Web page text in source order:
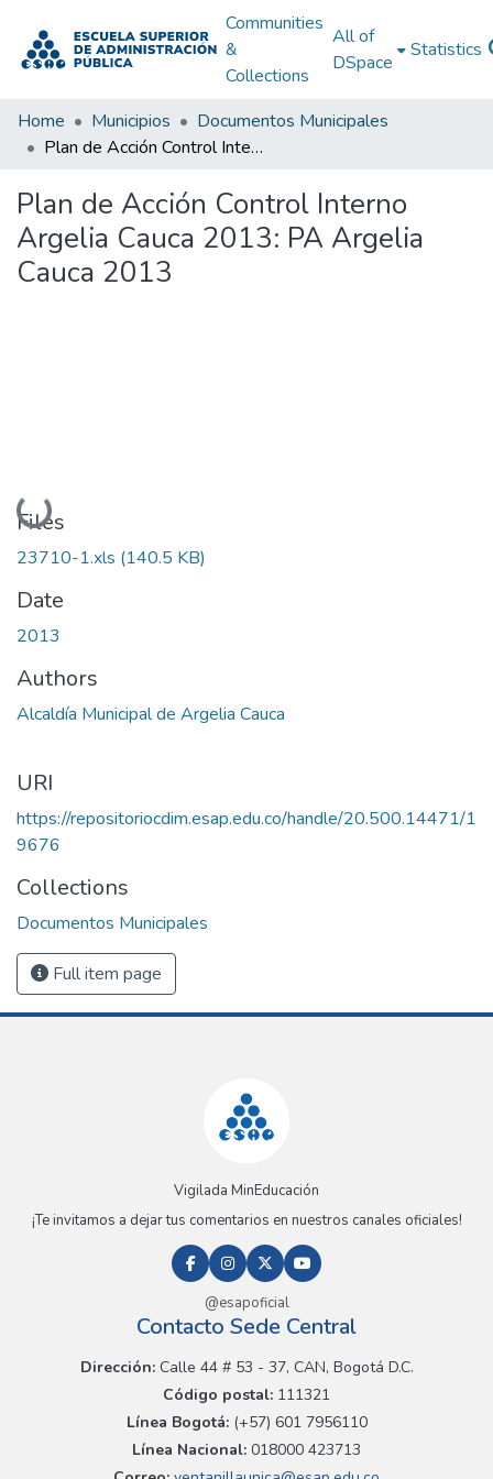
Communities
&
Collections
All of
DSpace
Statistics
Home Municipios
Documentos Municipales
Plan de Acción Control Interno Argelia Cauca 2013: PA Argelia Cauca 2013
Plan de Acción Control Interno
Argelia Cauca 2013: PA Argelia
Cauca 2013
Loading...
Files
23710-1.xls (140.5 KB)
Date
2013
Authors
Alcaldía Municipal de Argelia Cauca
URI
https://repositoriocdim.esap.edu.co/handle/20.500.14471/1
9676
Collections
Documentos Municipales
Full item page
Vigilada MinEducación
¡Te invitamos a dejar tus comentarios en nuestros canales oficiales!
@esapoficial
Contacto Sede Central
Dirección:Calle 44 # 53 - 37, CAN, Bogotá D.C.
Código postal: 111321
Línea Bogotá:(+57) 601 7956110
Línea Nacional: 018000 423713